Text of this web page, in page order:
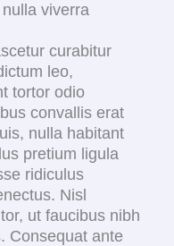
viverra
curabitur
leo,
tortor odio
convallis erat
nulla habitant
pretium ligula
ridiculus
Nisl
ut faucibus nibh
Consequat ante